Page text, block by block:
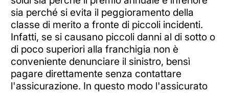
sia perché si evita il peggioramento della
classe di merito a fronte di piccoli incidenti.
Infatti, se si causano piccoli danni al di sotto o
di poco superiori alla franchigia non è
conveniente denunciare il sinistro, bensì
pagare direttamente senza contattare
l'assicurazione. In questo modo l'assicurato